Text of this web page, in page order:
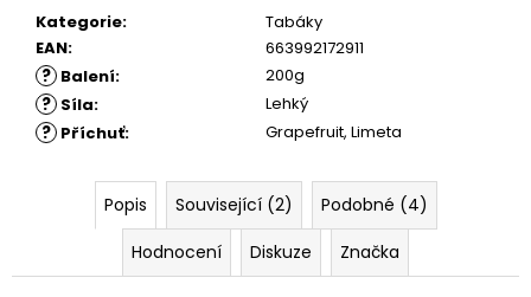
Kategorie:
Tabáky
EAN: 663992172911
? Balení: 200g
? Síla: Lehký
? Příchuť: Grapefruit, Limeta
Popis Související (2)
Podobné (4)
Hodnocení
Diskuze Značka